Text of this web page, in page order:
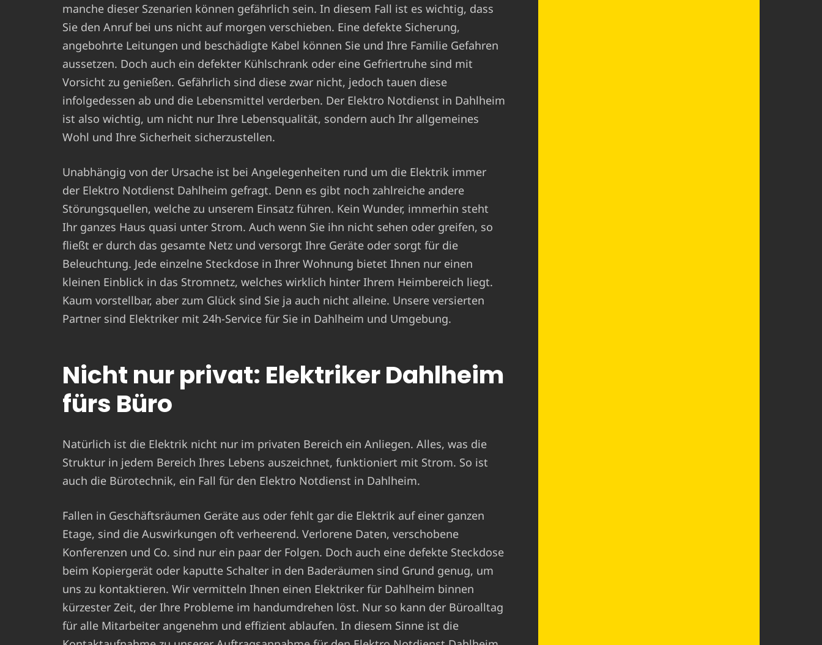
manche dieser Szenarien können gefährlich sein. In diesem Fall ist es wichtig, dass
Sie den Anruf bei uns nicht auf morgen verschieben. Eine defekte Sicherung,
angebohrte Leitungen und beschädigte Kabel können Sie und Ihre Familie Gefahren
aussetzen. Doch auch ein defekter Kühlschrank oder eine Gefriertruhe sind mit
Vorsicht zu genießen. Gefährlich sind diese zwar nicht, jedoch tauen diese
infolgedessen ab und die Lebensmittel verderben. Der Elektro Notdienst in Dahlheim
ist also wichtig, um nicht nur Ihre Lebensqualität, sondern auch Ihr allgemeines
Wohl und Ihre Sicherheit sicherzustellen.
Unabhängig von der Ursache ist bei Angelegenheiten rund um die Elektrik immer
der Elektro Notdienst Dahlheim gefragt. Denn es gibt noch zahlreiche andere
Störungsquellen, welche zu unserem Einsatz führen. Kein Wunder, immerhin steht
Ihr ganzes Haus quasi unter Strom. Auch wenn Sie ihn nicht sehen oder greifen, so
fließt er durch das gesamte Netz und versorgt Ihre Geräte oder sorgt für die
Beleuchtung. Jede einzelne Steckdose in Ihrer Wohnung bietet Ihnen nur einen
kleinen Einblick in das Stromnetz, welches wirklich hinter Ihrem Heimbereich liegt.
Kaum vorstellbar, aber zum Glück sind Sie ja auch nicht alleine. Unsere versierten
Partner sind Elektriker mit 24h-Service für Sie in Dahlheim und Umgebung.
Nicht nur privat: Elektriker Dahlheim
fürs Büro
Natürlich ist die Elektrik nicht nur im privaten Bereich ein Anliegen. Alles, was die
Struktur in jedem Bereich Ihres Lebens auszeichnet, funktioniert mit Strom. So ist
auch die Bürotechnik, ein Fall für den Elektro Notdienst in Dahlheim.
Fallen in Geschäftsräumen Geräte aus oder fehlt gar die Elektrik auf einer ganzen
Etage, sind die Auswirkungen oft verheerend. Verlorene Daten, verschobene
Konferenzen und Co. sind nur ein paar der Folgen. Doch auch eine defekte Steckdose
beim Kopiergerät oder kaputte Schalter in den Baderäumen sind Grund genug, um
uns zu kontaktieren. Wir vermitteln Ihnen einen Elektriker für Dahlheim binnen
kürzester Zeit, der Ihre Probleme im handumdrehen löst. Nur so kann der Büroalltag
für alle Mitarbeiter angenehm und effizient ablaufen. In diesem Sinne ist die